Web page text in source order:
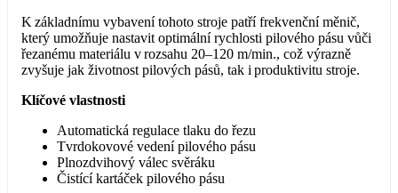
K základnímu vybavení tohoto stroje patří frekvenční měnič,
který umožňuje nastavit optimální rychlosti pilového pásu vůči
řezanému materiálu v rozsahu 20–120 m/min., což výrazně
zvyšuje jak životnost pilových pásů, tak i produktivitu stroje.
Klíčové vlastnosti
Automatická regulace tlaku do řezu
Tvrdokovové vedení pilového pásu
Plnozdvihový válec svěráku
Čistící kartáček pilového pásu